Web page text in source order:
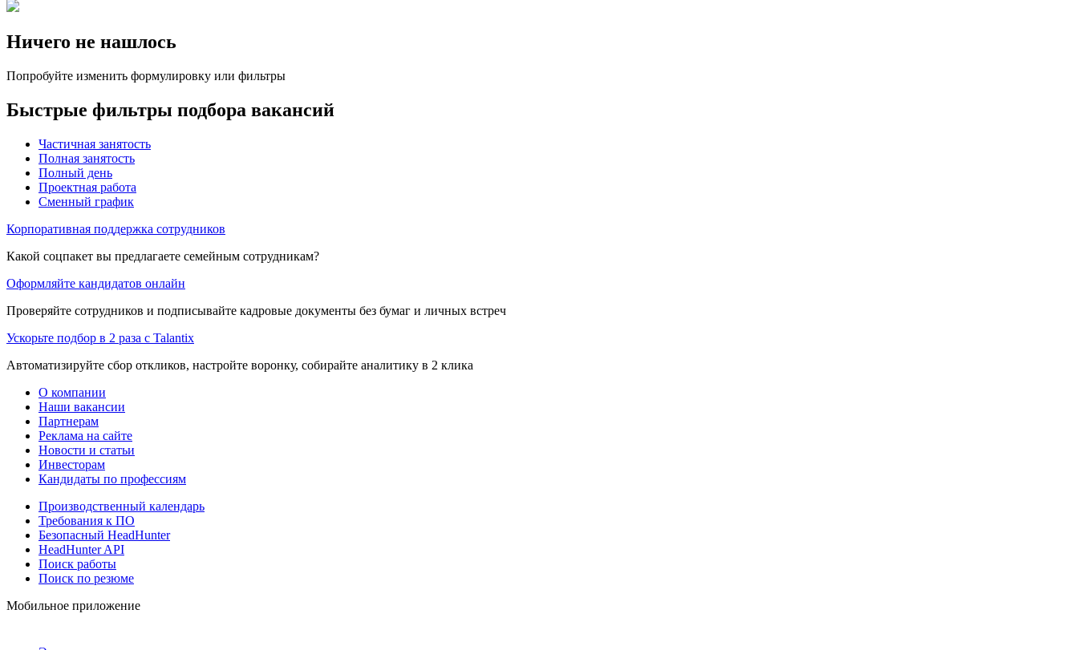
Ничего не нашлось
Попробуйте изменить формулировку или фильтры
Быстрые фильтры подбора вакансий
Частичная занятость
Полная занятость
Полный день
Проектная работа
Сменный график
Корпоративная поддержка сотрудников
Какой соцпакет вы предлагаете семейным сотрудникам?
Оформляйте кандидатов онлайн
Проверяйте сотрудников и подписывайте кадровые документы без бумаг и личных встреч
Ускорьте подбор в 2 раза с Talantix
Автоматизируйте сбор откликов, настройте воронку, собирайте аналитику в 2 клика
О компании
Наши вакансии
Партнерам
Реклама на сайте
Новости и статьи
Инвесторам
Кандидаты по профессиям
Производственный календарь
Требования к ПО
Безопасный HeadHunter
HeadHunter API
Поиск работы
Поиск по резюме
Мобильное приложение